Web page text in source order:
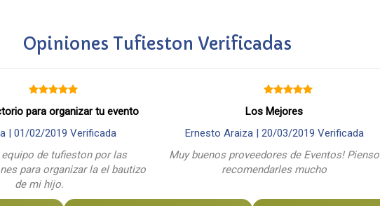
Opiniones Tufieston Verificadas
para organizar tu evento
| 01/02/2019 Verificada
equipo de tufieston por las
para organizar la el bautizo
de mi hijo.
Los Mejores
Ernesto Araiza | 20/03/2019 Verificada
Muy buenos proveedores de Eventos! Pienso
recomendarles mucho